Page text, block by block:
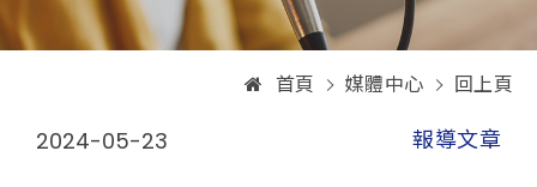
首頁 媒體中心 回上頁
2024-05-23 報導文章